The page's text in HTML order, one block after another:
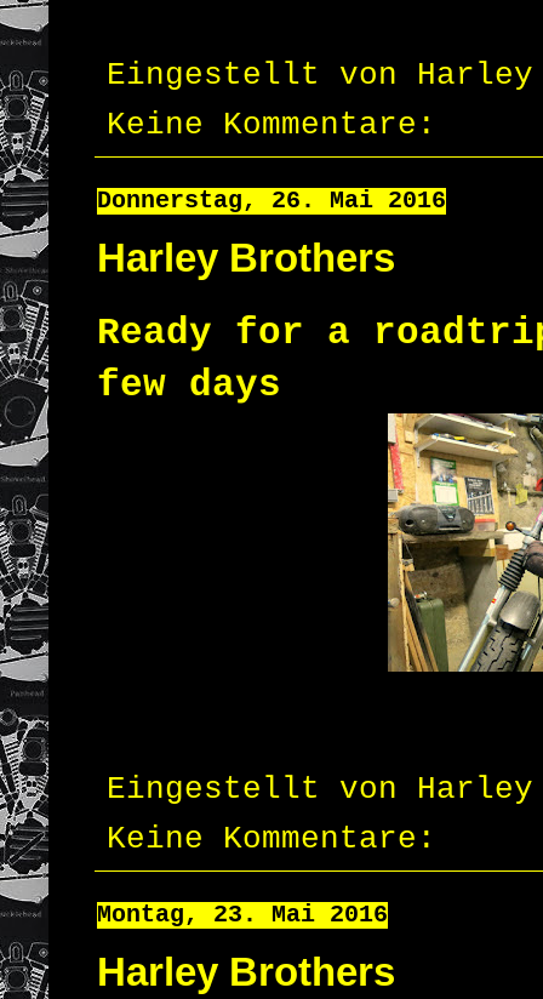
Eingestellt von
Keine Kommentare:
Donnerstag, 26. Mai 2016
Harley Brothers
Ready for a
few days
Eingestellt von
Keine Kommentare:
Montag, 23. Mai 2016
Harley Brothers